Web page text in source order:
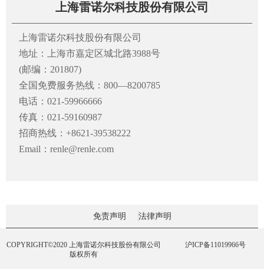
上海雷诺尔科技股份有限公司
上海雷诺尔科技股份有限公司
地址：上海市嘉定区城北路3988号
(邮编：201807)
全国免费服务热线：800—8200785
电话：021-59966666
传真：021-59160987
招商热线：+8621-39538222
Email：renle@renle.com
免责声明 法律声明
COPYRIGHT©2020 上海雷诺尔科技股份有限公司
版权所有
沪ICP备11019966号